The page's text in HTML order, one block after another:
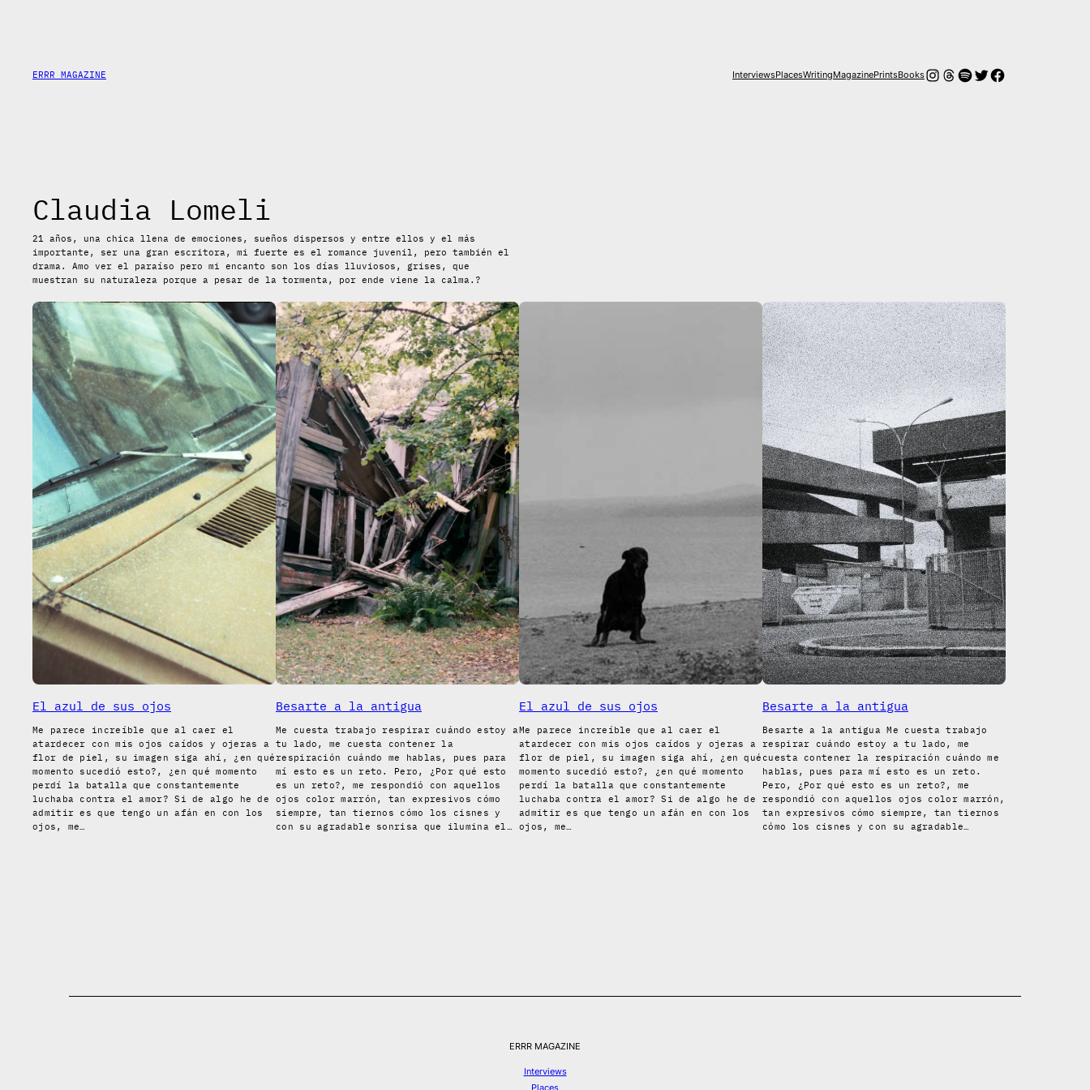
ERRR MAGAZINE InterviewsPlacesWritingMagazinePrintsBooksInstagram
Hilos
Spotify
Twitter
Facebook
Claudia Lomeli
21 años, una chica llena de emociones, sueños dispersos y entre ellos y el más
importante, ser una gran escritora, mi fuerte es el romance juvenil, pero también el
drama. Amo ver el paraíso pero mi encanto son los días lluviosos, grises, que
muestran su naturaleza porque a pesar de la tormenta, por ende viene la calma.?
El azul de sus ojos
Me parece increíble que al caer el
atardecer con mis ojos caídos y ojeras a
flor de piel, su imagen siga ahí, ¿en qué
momento sucedió esto?, ¿en qué momento
perdí la batalla que constantemente
luchaba contra el amor? Si de algo he de
admitir es que tengo un afán en con los
ojos, me…
Besarte a la antigua
Me cuesta trabajo respirar cuándo estoy a
tu lado, me cuesta contener la
respiración cuándo me hablas, pues para
mí esto es un reto. Pero, ¿Por qué esto
es un reto?, me respondió con aquellos
ojos color marrón, tan expresivos cómo
siempre, tan tiernos cómo los cisnes y
con su agradable sonrisa que ilumina el…
El azul de sus ojos
Me parece increíble que al caer el
atardecer con mis ojos caídos y ojeras a
flor de piel, su imagen siga ahí, ¿en qué
momento sucedió esto?, ¿en qué momento
perdí la batalla que constantemente
luchaba contra el amor? Si de algo he de
admitir es que tengo un afán en con los
ojos, me…
Besarte a la antigua
Besarte a la antigua Me cuesta trabajo
respirar cuándo estoy a tu lado, me
cuesta contener la respiración cuándo me
hablas, pues para mí esto es un reto.
Pero, ¿Por qué esto es un reto?, me
respondió con aquellos ojos color marrón,
tan expresivos cómo siempre, tan tiernos
cómo los cisnes y con su agradable…
ERRR MAGAZINE
Interviews
Places